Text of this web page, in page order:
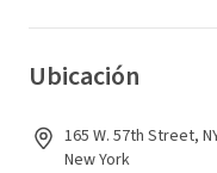
Ubicación
165 W. 57th Street,
New York